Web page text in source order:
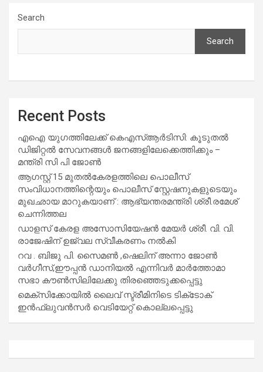
Search
Search
Recent Posts
എഐ യുഗത്തിലേക്ക് കെഎസ്ആർടിസി: കൂടുതൽ
ഡിജിറ്റൽ സേവനങ്ങൾ ജനങ്ങളിലേക്കെത്തിക്കും –
മന്ത്രി സി പി ജോൺ
ആഗസ്റ്റ് 15 മുതല്‍കേരളത്തിലെ പൊലീസ്
സംവിധാനത്തിന്റെയും പൊലീസ് സ്റ്റേഷനുകളുടെയും
മുഖഛായ മാറുകയാണ് : ആഭ്യന്തരമന്ത്രി ശ്രീ.രമേശ്
ചെന്നിത്തല
ഡാളസ് കേരള അസോസിയേഷൻ മേയർ ശ്രീ. വി. വി.
രാജേഷിന് ഉജ്വല സ്വീകരണം നൽകി
റവ . ബിജു പി. സൈമൺ ,ഷെലിന് അന്നാ ജോൺ
വർഗീസ്,ഈപ്പൻ ഡാനിയൽ എന്നിവർ മാർത്തോമാ
സഭാ കൗൺസിലിലേക്കു തിരഞ്ഞെടുക്കപ്പെട്ടു
മെക്സിക്കോയിൽ ലൈവ് സ്ട്രീമിനിടെ ടിക്‌ടോക്
ഇൻഫ്ലുവൻസർ വെടിയേറ്റ് കൊല്ലപ്പെട്ടു